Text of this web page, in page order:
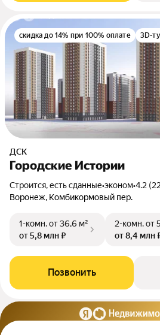
скидка до 14% при 100% оплате 3D-
ДСК
Городские Истории
Строится, есть сданные•эконом•4.2
Воронеж, Комбикормовый пер.
1-комн.от 36,6 м²
от 5,8 млн ₽
2-комн.от
от 8,4 млн
Позвонить